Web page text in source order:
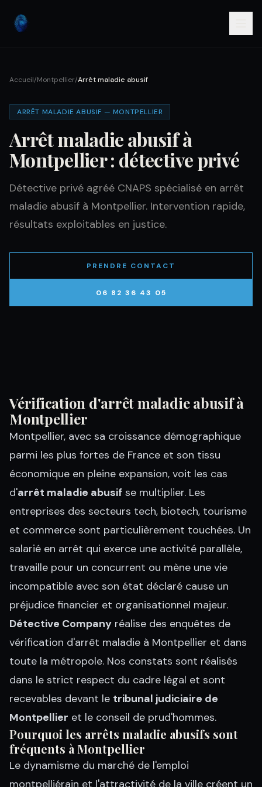
Accueil/Montpellier/Arrêt maladie abusif
ARRÊT MALADIE ABUSIF — MONTPELLIER
Arrêt maladie abusif à
Montpellier : détective privé
Détective privé agréé CNAPS spécialisé en arrêt
maladie abusif à Montpellier. Intervention rapide,
résultats exploitables en justice.
PRENDRE CONTACT
06 82 36 43 05
Vérification d'arrêt maladie abusif à
Montpellier
Montpellier, avec sa croissance démographique
parmi les plus fortes de France et son tissu
économique en pleine expansion, voit les cas
d'arrêt maladie abusif se multiplier. Les
entreprises des secteurs tech, biotech, tourisme
et commerce sont particulièrement touchées. Un
salarié en arrêt qui exerce une activité parallèle,
travaille pour un concurrent ou mène une vie
incompatible avec son état déclaré cause un
préjudice financier et organisationnel majeur.
Détective Company réalise des enquêtes de
vérification d'arrêt maladie à Montpellier et dans
toute la métropole. Nos constats sont réalisés
dans le strict respect du cadre légal et sont
recevables devant le tribunal judiciaire de
Montpellier et le conseil de prud'hommes.
Pourquoi les arrêts maladie abusifs sont
fréquents à Montpellier
Le dynamisme du marché de l'emploi
montpelliérain et l'attractivité de la ville créent un